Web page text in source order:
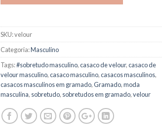
SKU:velour
Categoria:Masculino
Tags:#sobretudo masculino,casaco de velour,casaco de
velour masculino,casaco masculino,casacos masculinos,
casacos masculinos em gramado,Gramado,moda
masculina, sobretudo, sobretudos em gramado,velour